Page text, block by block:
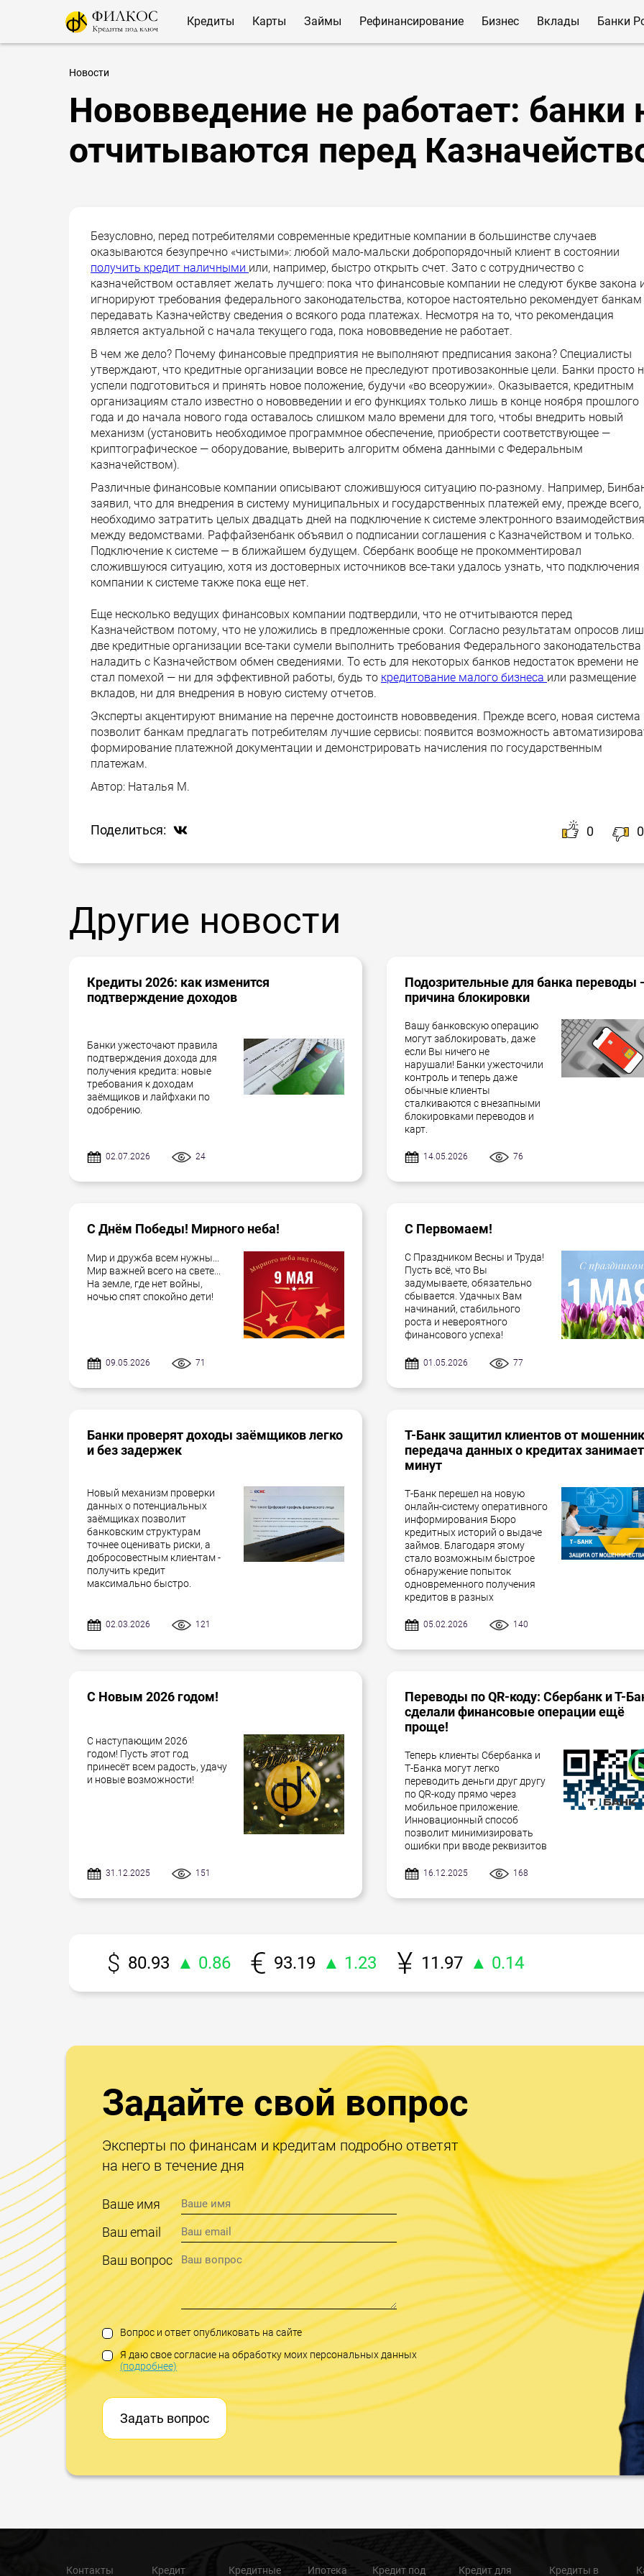
Кредиты Карты Займы Рефинансирование Бизнес Вклады Банки
Новости
Нововведение не работает: банки
отчитываются перед
Безусловно, перед потребителями современные кредитные компании в большинстве случаев
оказываются безупречно «чистыми»: любой мало-мальски добропорядочный клиент в состоянии
получить кредит наличными или, например, быстро открыть счет. Зато с сотрудничество с
казначейством оставляет желать лучшего: пока что финансовые компании не следуют букве закона
игнорируют требования федерального законодательства, которое настоятельно рекомендует банкам
передавать Казначейству сведения о всякого рода платежах. Несмотря на то, что рекомендация
является актуальной с начала текущего года, пока нововведение не работает.
В чем же дело? Почему финансовые предприятия не выполняют предписания закона? Специалисты
утверждают, что кредитные организации вовсе не преследуют противозаконные цели. Банки просто
успели подготовиться и принять новое положение, будучи «во всеоружии». Оказывается, кредитным
организациям стало известно о нововведении и его функциях только лишь в конце ноября прошлого
года и до начала нового года оставалось слишком мало времени для того, чтобы внедрить новый
механизм (установить необходимое программное обеспечение, приобрести соответствующее —
криптографическое — оборудование, выверить алгоритм обмена данными с Федеральным
казначейством).
Различные финансовые компании описывают сложившуюся ситуацию по-разному. Например,
заявил, что для внедрения в систему муниципальных и государственных платежей ему, прежде всего,
необходимо затратить целых двадцать дней на подключение к системе электронного взаимодействия
между ведомствами. Раффайзенбанк объявил о подписании соглашения с Казначейством и только.
Подключение к системе — в ближайшем будущем. Сбербанк вообще не прокомментировал
сложившуюся ситуацию, хотя из достоверных источников все-таки удалось узнать, что подключения
компании к системе также пока еще нет.
Еще несколько ведущих финансовых компании подтвердили, что не отчитываются перед
Казначейством потому, что не уложились в предложенные сроки. Согласно результатам опросов
две кредитные организации все-таки сумели выполнить требования Федерального законодательства
наладить с Казначейством обмен сведениями. То есть для некоторых банков недостаток времени не
стал помехой — ни для эффективной работы, будь то кредитование малого бизнеса или размещение
вкладов, ни для внедрения в новую систему отчетов.
Эксперты акцентируют внимание на перечне достоинств нововведения. Прежде всего, новая система
позволит банкам предлагать потребителям лучшие сервисы: появится возможность
формирование платежной документации и демонстрировать начисления по государственным
платежам.
Автор: Наталья М.
Поделиться: 0 0
Другие новости
Кредиты 2026: как изменится
подтверждение доходов
Банки ужесточают правила
подтверждения дохода для
получения кредита: новые
требования к доходам
заёмщиков и лайфхаки по
одобрению.
02.07.2026 24
Подозрительные для банка переводы -
причина блокировки
Вашу банковскую операцию
могут заблокировать, даже
если Вы ничего не
нарушали! Банки ужесточили
контроль и теперь даже
обычные клиенты
сталкиваются с внезапными
блокировками переводов и
карт.
14.05.2026 76
С Днём Победы! Мирного неба!
Мир и дружба всем нужны...
Мир важней всего на свете...
На земле, где нет войны,
ночью спят спокойно дети!
09.05.2026 71
С Первомаем!
С Праздником Весны и Труда!
Пусть всё, что Вы
задумываете, обязательно
сбывается. Удачных Вам
начинаний, стабильного
роста и невероятного
финансового успеха!
01.05.2026 77
Банки проверят доходы заёмщиков легко
и без задержек
Новый механизм проверки
данных о потенциальных
заёмщиках позволит
банковским структурам
точнее оценивать риски, а
добросовестным клиентам -
получить кредит
максимально быстро.
02.03.2026 121
Т-Банк защитил клиентов от
передача данных о кредитах
минут
Т-Банк перешел на новую
онлайн-систему оперативного
информирования Бюро
кредитных историй о выдаче
займов. Благодаря этому
стало возможным быстрое
обнаружение попыток
одновременного получения
кредитов в разных
05.02.2026 140
С Новым 2026 годом!
С наступающим 2026
годом! Пусть этот год
принесёт всем радость, удачу
и новые возможности!
31.12.2025 151
Переводы по QR-коду: Сбербанк и Т-
сделали финансовые операции ещё
проще!
Теперь клиенты Сбербанка и
Т-Банка могут легко
переводить деньги друг другу
по QR-коду прямо через
мобильное приложение.
Инновационный способ
позволит минимизировать
ошибки при вводе реквизитов
16.12.2025 168
80.93 ▲ 0.86 93.19 ▲ 1.23 11.97 ▲ 0.14
Задайте свой вопрос
Эксперты по финансам и кредитам подробно ответят
на него в течение дня
Ваше имя
Ваш email
Ваш вопрос
Вопрос и ответ опубликовать на сайте
Я даю свое согласие на обработку моих персональных данных
(подробнее)
Задать вопрос
Контакты Кредит Кредитные Ипотека Кредит под Кредит для Кредиты в